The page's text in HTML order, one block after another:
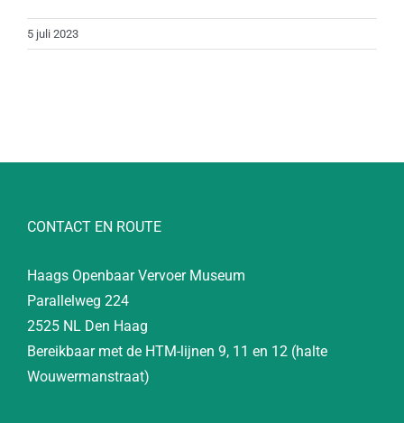
5 juli 2023
CONTACT EN ROUTE
Haags Openbaar Vervoer Museum
Parallelweg 224
2525 NL Den Haag
Bereikbaar met de HTM-lijnen 9, 11 en 12 (halte
Wouwermanstraat)